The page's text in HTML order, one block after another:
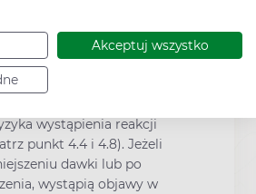
Akceptuj wszystko
terapii
się stopniowe
przez okres co najmniej
wystąpienia reakcji
punkt 4.4 i 4.8). Jeżeli
dawki lub po
wystąpią objawy w